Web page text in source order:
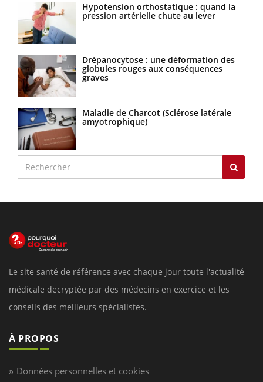
Hypotension orthostatique : quand la
pression artérielle chute au lever
Drépanocytose : une déformation des
globules rouges aux conséquences
graves
Maladie de Charcot (Sclérose latérale
amyotrophique)
Le site santé de référence avec chaque jour toute l'actualité
médicale decryptée par des médecins en exercice et les
conseils des meilleurs spécialistes.
À PROPOS
Données personnelles et cookies